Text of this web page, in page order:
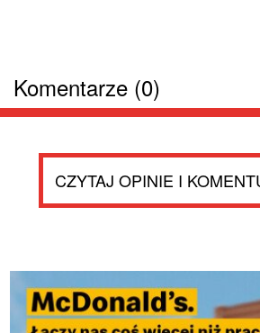
Komentarze (0)
CZYTAJ OPINIE I